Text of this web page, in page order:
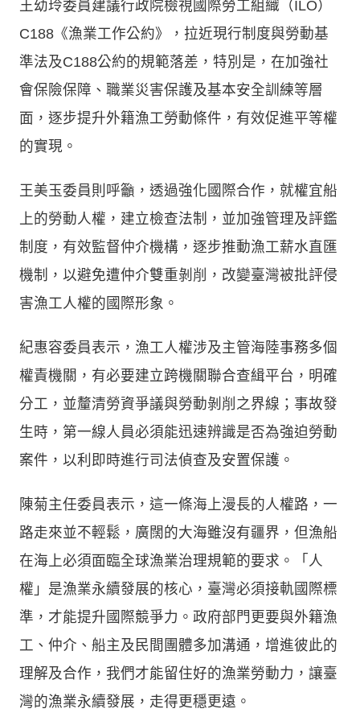
王幼玲委員建議行政院檢視國際勞工組織（ILO）
C188《漁業工作公約》，拉近現行制度與勞動基
準法及C188公約的規範落差，特別是，在加強社
會保險保障、職業災害保護及基本安全訓練等層
面，逐步提升外籍漁工勞動條件，有效促進平等權
的實現。
王美玉委員則呼籲，透過強化國際合作，就權宜船
上的勞動人權，建立檢查法制，並加強管理及評鑑
制度，有效監督仲介機構，逐步推動漁工薪水直匯
機制，以避免遭仲介雙重剝削，改變臺灣被批評侵
害漁工人權的國際形象。
紀惠容委員表示，漁工人權涉及主管海陸事務多個
權責機關，有必要建立跨機關聯合查緝平台，明確
分工，並釐清勞資爭議與勞動剝削之界線；事故發
生時，第一線人員必須能迅速辨識是否為強迫勞動
案件，以利即時進行司法偵查及安置保護。
陳菊主任委員表示，這一條海上漫長的人權路，一
路走來並不輕鬆，廣闊的大海雖沒有疆界，但漁船
在海上必須面臨全球漁業治理規範的要求。「人
權」是漁業永續發展的核心，臺灣必須接軌國際標
準，才能提升國際競爭力。政府部門更要與外籍漁
工、仲介、船主及民間團體多加溝通，增進彼此的
理解及合作，我們才能留住好的漁業勞動力，讓臺
灣的漁業永續發展，走得更穩更遠。